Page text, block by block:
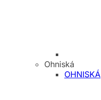
Ohniská
OHNISKÁ